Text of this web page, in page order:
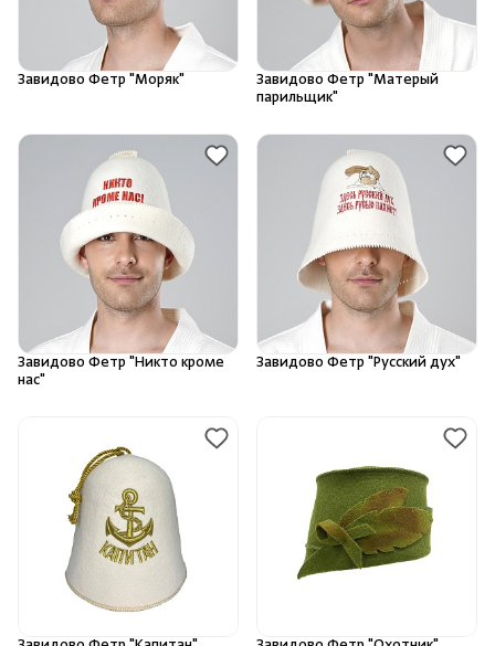
Завидово Фетр "Моряк"
Завидово Фетр "Матерый
парильщик"
Завидово Фетр "Никто кроме
нас"
Завидово Фетр "Русский дух"